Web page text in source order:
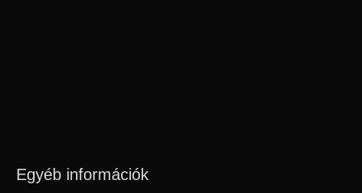
Egyéb információk